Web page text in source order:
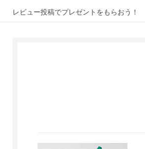
レビュー投稿でプレゼントをもらおう！